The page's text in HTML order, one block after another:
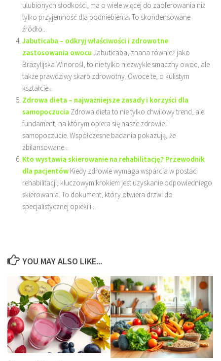
ulubionych słodkości, ma o wiele więcej do zaoferowania niż
tylko przyjemność dla podniebienia. To skondensowane
źródło...
Jabuticaba – odkryj właściwości i zdrowotne
zastosowania owocu Jabuticaba, znana również jako
Brazylijska Winorośl, to nie tylko niezwykle smaczny owoc, ale
także prawdziwy skarb zdrowotny. Owoce te, o kulistym
kształcie...
Zdrowa dieta – najważniejsze zasady i korzyści dla
samopoczucia Zdrowa dieta to nie tylko chwilowy trend, ale
fundament, na którym opiera się nasze zdrowie i
samopoczucie. Współczesne badania pokazują, że
zbilansowane...
Kto wystawia skierowanie na rehabilitację? Przewodnik
dla pacjentów Kiedy zdrowie wymaga wsparcia w postaci
rehabilitacji, kluczowym krokiem jest uzyskanie odpowiedniego
skierowania. To dokument, który otwiera drzwi do
specjalistycznej opieki i...
YOU MAY ALSO LIKE...